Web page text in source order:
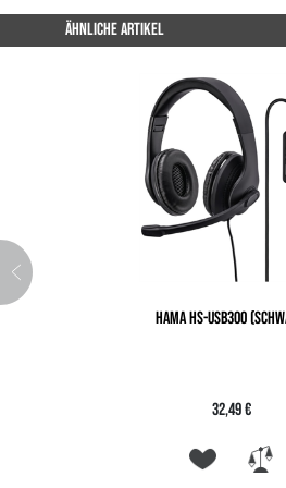
ÄHNLICHE ARTIKEL
HAMA HS-USB300
32,49 €